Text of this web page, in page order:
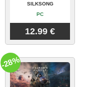
SILKSONG
PC
12.99 €
-28%